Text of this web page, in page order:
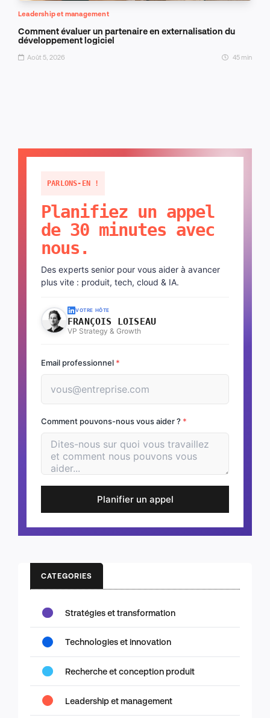
Leadership et management
Comment évaluer un partenaire en externalisation du
développement logiciel
Août 5, 2026 45 min
PARLONS-EN !
Planifiez un appel
de 30 minutes avec
nous.
Des experts senior pour vous aider à avancer
plus vite : produit, tech, cloud & IA.
VOTRE HÔTE
FRANÇOIS LOISEAU
VP Strategy & Growth
Email professionnel *
Comment pouvons-nous vous aider ? *
Planifier un appel
CATEGORIES
Stratégies et transformation
Technologies et innovation
Recherche et conception produit
Leadership et management